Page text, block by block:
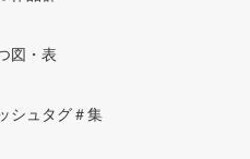
図・表
シュタグ＃集